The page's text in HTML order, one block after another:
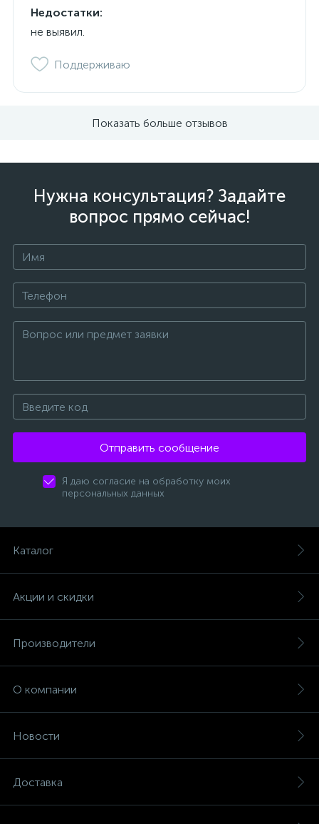
Недостатки:
не выявил.
Поддерживаю
Показать больше отзывов
Нужна консультация? Задайте
вопрос прямо сейчас!
Отправить сообщение
Я даю согласие на обработку моих
персональных данных
Каталог
Акции и скидки
Производители
О компании
Новости
Доставка